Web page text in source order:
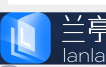
2024年9月(144)
2024年8月(164)